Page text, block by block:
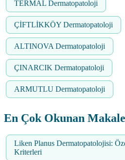
TERMAL Dermatopatoloji
ÇİFTLİKKÖY Dermatopatoloji
ALTINOVA Dermatopatoloji
ÇINARCIK Dermatopatoloji
ARMUTLU Dermatopatoloji
En Çok Okunan
Liken Planus Dermatopatolojisi:
Kriterleri